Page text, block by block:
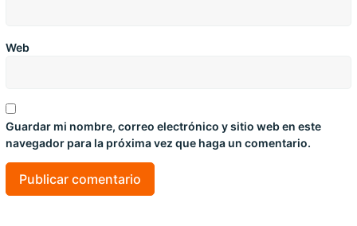
Web
Guardar mi nombre, correo electrónico y sitio web en este
navegador para la próxima vez que haga un comentario.